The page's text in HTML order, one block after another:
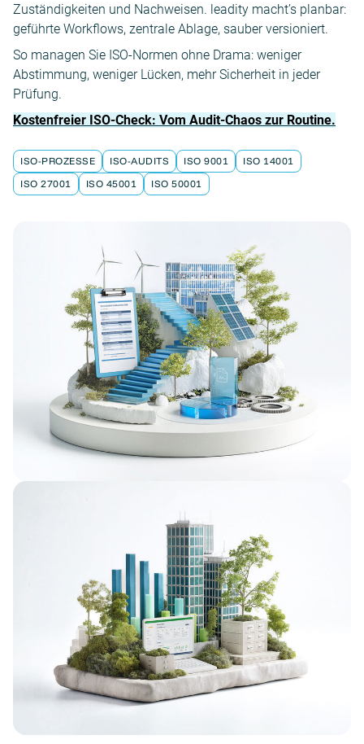
Zuständigkeiten und Nachweisen. leadity macht’s planbar:
geführte Workflows, zentrale Ablage, sauber versioniert.
So managen Sie ISO-Normen ohne Drama: weniger
Abstimmung, weniger Lücken, mehr Sicherheit in jeder
Prüfung.
Kostenfreier ISO-Check: Vom Audit-Chaos zur Routine.
ISO-PROZESSE ISO-AUDITS ISO 9001
ISO 14001
ISO 27001
ISO 45001 ISO 50001